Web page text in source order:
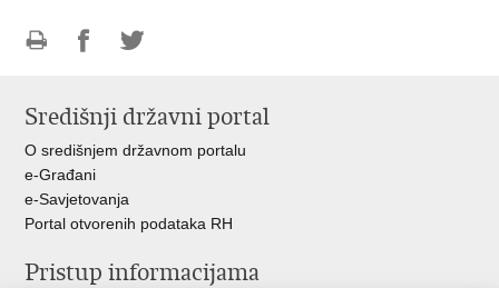
FacebookuTwitteru
Središnji državni portal
O središnjem državnom portalu
e-Građani
e-Savjetovanja
Portal otvorenih podataka RH
Pristup informacijama